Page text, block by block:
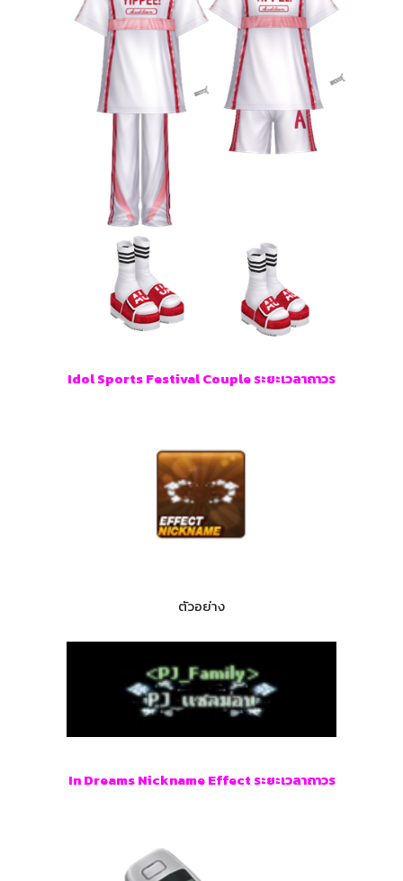
Idol Sports Festival Couple ระยะเวลาถาวร
ตัวอย่าง
In Dreams Nickname Effect ระยะเวลาถาวร